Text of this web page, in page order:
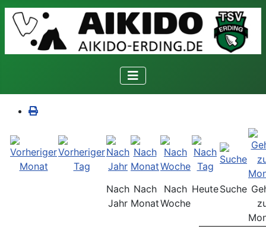
Nach
Jahr
Nach
Monat
Nach
Woche
HeuteSuche